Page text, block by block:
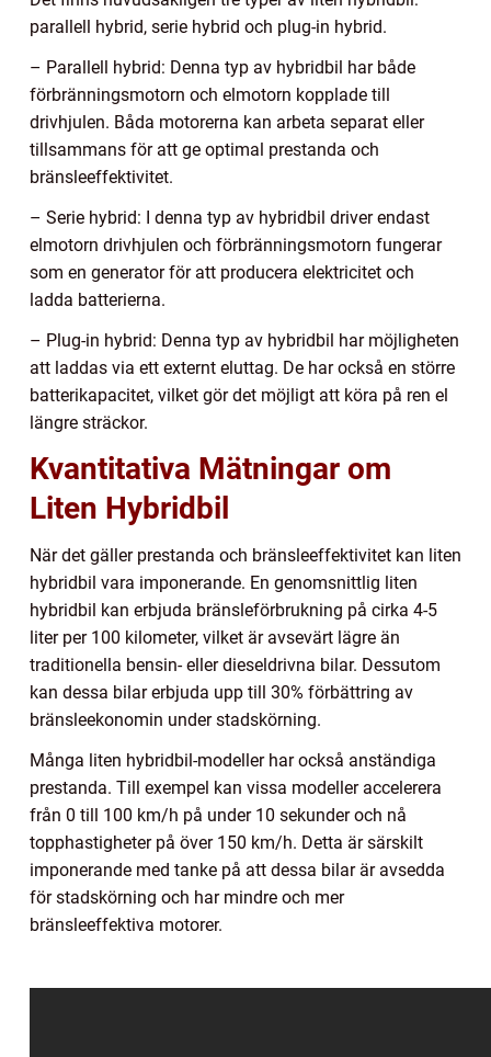
parallell hybrid, serie hybrid och plug-in hybrid.
– Parallell hybrid: Denna typ av hybridbil har både
förbränningsmotorn och elmotorn kopplade till
drivhjulen. Båda motorerna kan arbeta separat eller
tillsammans för att ge optimal prestanda och
bränsleeffektivitet.
– Serie hybrid: I denna typ av hybridbil driver endast
elmotorn drivhjulen och förbränningsmotorn fungerar
som en generator för att producera elektricitet och
ladda batterierna.
– Plug-in hybrid: Denna typ av hybridbil har möjligheten
att laddas via ett externt eluttag. De har också en större
batterikapacitet, vilket gör det möjligt att köra på ren el
längre sträckor.
Kvantitativa Mätningar om
Liten Hybridbil
När det gäller prestanda och bränsleeffektivitet kan liten
hybridbil vara imponerande. En genomsnittlig liten
hybridbil kan erbjuda bränsleförbrukning på cirka 4-5
liter per 100 kilometer, vilket är avsevärt lägre än
traditionella bensin- eller dieseldrivna bilar. Dessutom
kan dessa bilar erbjuda upp till 30% förbättring av
bränsleekonomin under stadskörning.
Många liten hybridbil-modeller har också anständiga
prestanda. Till exempel kan vissa modeller accelerera
från 0 till 100 km/h på under 10 sekunder och nå
topphastigheter på över 150 km/h. Detta är särskilt
imponerande med tanke på att dessa bilar är avsedda
för stadskörning och har mindre och mer
bränsleeffektiva motorer.